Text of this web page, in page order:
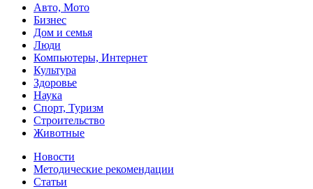
Авто, Мото
Бизнес
Дом и семья
Люди
Компьютеры, Интернет
Культура
Здоровье
Наука
Спорт, Туризм
Строительство
Животные
Новости
Методические рекомендации
Статьи